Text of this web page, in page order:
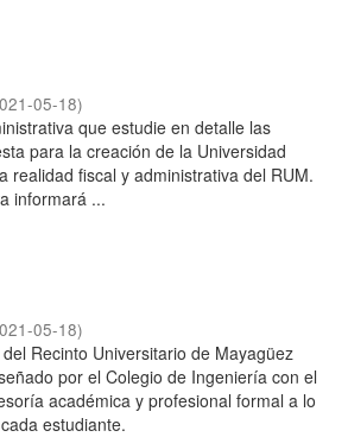
05-18)
que estudie en detalle las
para la creación de la Universidad
realidad fiscal y administrativa del RUM.
informará ...
05-18)
Recinto Universitario de Mayagüez
por el Colegio de Ingeniería con el
académica y profesional formal a lo
estudiante.